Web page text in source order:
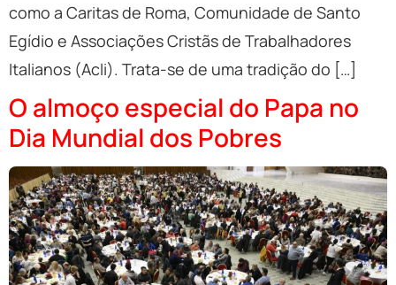
como a Caritas de Roma, Comunidade de Santo
Egídio e Associações Cristãs de Trabalhadores
Italianos (Acli). Trata-se de uma tradição do […]
O almoço especial do Papa no
Dia Mundial dos Pobres